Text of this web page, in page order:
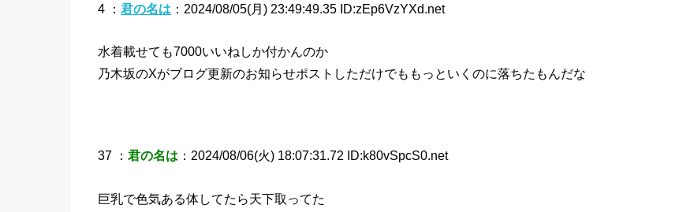
4 ： 君の名は ：2024/08/05(月) 23:49:49.35 ID:zEp6VzYXd.net
水着載せても7000いいねしか付かんのか
乃木坂のXがブログ更新のお知らせポストしただけでももっといくのに落ちたもんだな
37 ： 君の名は ：2024/08/06(火) 18:07:31.72 ID:k80vSpcS0.net
巨乳で色気ある体してたら天下取ってた